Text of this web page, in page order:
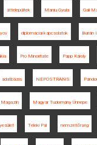
áttelepültek Maniu Gyula Gali
diplomáciai kapcsolatok Burián
Pro Minoritate Papp Károly
adatbázis NEPOSTRANS
Magazin Magyar Tudomány Ünnepe
Teleki Pál nemzetőrség